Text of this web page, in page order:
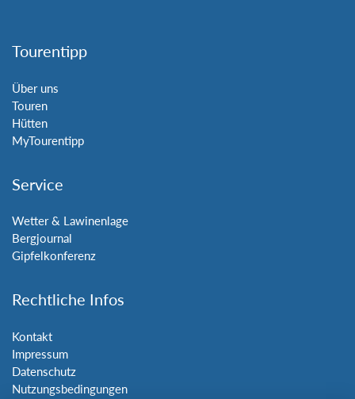
Tourentipp
Über uns
Touren
Hütten
MyTourentipp
Service
Wetter & Lawinenlage
Bergjournal
Gipfelkonferenz
Rechtliche Infos
Kontakt
Impressum
Datenschutz
Nutzungsbedingungen